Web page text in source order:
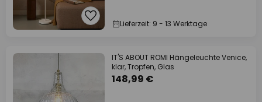
Lieferzeit: 9 - 13 Werktage
IT'S ABOUT ROMI Hängeleuchte Venice,
klar, Tropfen, Glas
148,99 €